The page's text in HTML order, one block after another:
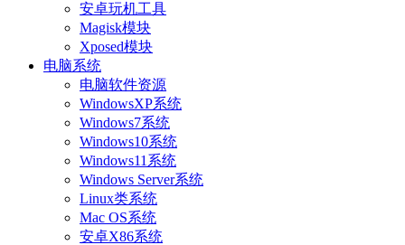
安卓玩机工具
Magisk模块
Xposed模块
电脑系统
电脑软件资源
WindowsXP系统
Windows7系统
Windows10系统
Windows11系统
Windows Server系统
Linux类系统
Mac OS系统
安卓X86系统